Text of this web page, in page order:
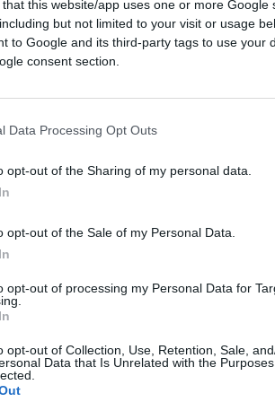
that this website/app uses one or more
but not limited to your visit or usage
to Google and its third-party tags to use your
consent section.
Data Processing Opt Outs
opt-out of the Sharing of my personal data.
opt-out of the Sale of my Personal Data.
opt-out of processing my Personal Data for
opt-out of Collection, Use, Retention, Sale,
Data that Is Unrelated with the
11
Leggi i
di controllare
sugli abbonati: pagare il